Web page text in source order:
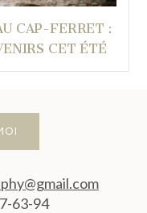
CAP-FERRET :
CET ÉTÉ
63-94